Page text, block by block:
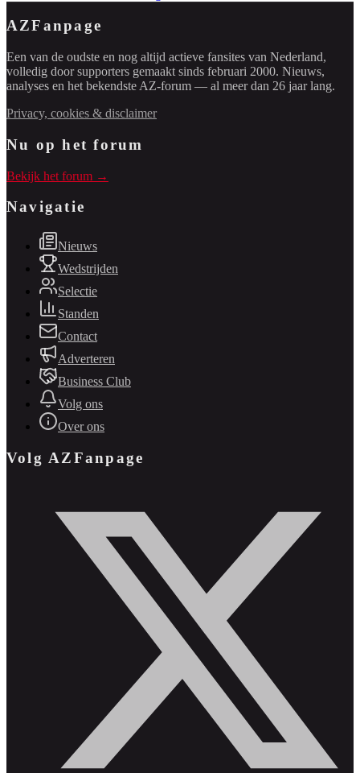
AZFanpage
Een van de oudste en nog altijd actieve fansites van Nederland,
volledig door supporters gemaakt sinds februari 2000. Nieuws,
analyses en het bekendste AZ-forum — al meer dan 26 jaar lang.
Privacy, cookies & disclaimer
Nu op het forum
Bekijk het forum →
Navigatie
Nieuws
Wedstrijden
Selectie
Standen
Contact
Adverteren
Business Club
Volg ons
Over ons
Volg AZFanpage